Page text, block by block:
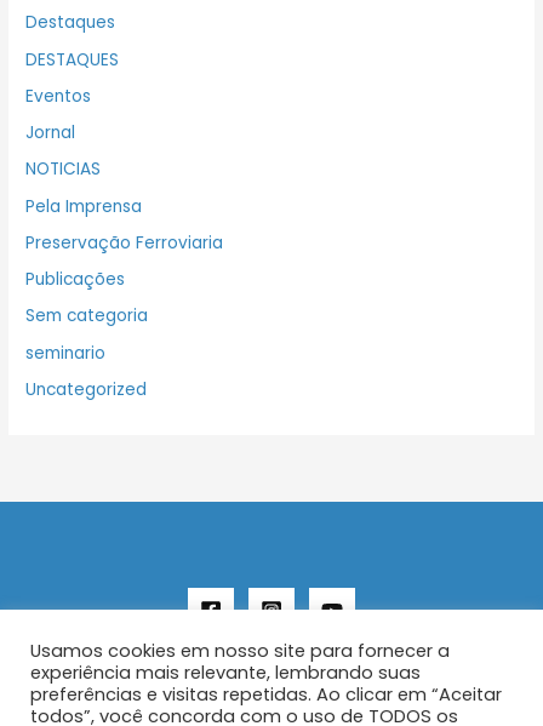
Destaques
DESTAQUES
Eventos
Jornal
NOTICIAS
Pela Imprensa
Preservação Ferroviaria
Publicações
Sem categoria
seminario
Uncategorized
Copyright © 2026 AENFER
Usamos cookies em nosso site para fornecer a
experiência mais relevante, lembrando suas
preferências e visitas repetidas. Ao clicar em “Aceitar
todos”, você concorda com o uso de TODOS os